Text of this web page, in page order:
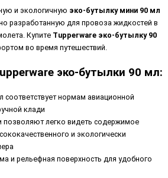
и экологичную эко-бутылку мини 90 мл
разработанную для провоза жидкостей в
Купите Tupperware эко-бутылку 90
во время путешествий.
эко-бутылки 90 мл:
соответствует нормам авиационной
клади
позволяют легко видеть содержимое
и экологически
и рельефная поверхность для удобного